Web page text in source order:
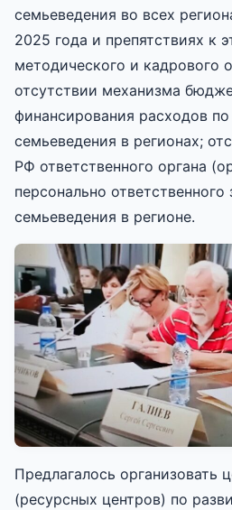
семьеведения во всех
2025 года и препятствиях к
методического и кадрового
отсутствии механизма
финансирования расходов
семьеведения в регионах;
РФ ответственного органа
персонально
семьеведения в регионе.
Предлагалось организовать
(ресурсных центров) по